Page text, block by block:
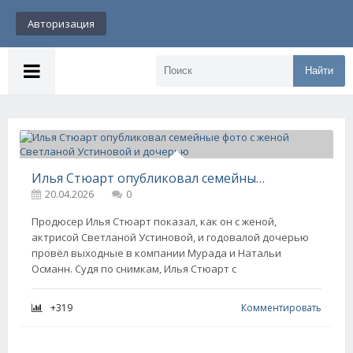
Авторизация
Найти
Илья Стюарт опубликовал семейные фото с женой Светланой Устиновой и дочерью
20.04.2026
0
Продюсер Илья Стюарт показал, как он с женой,
актрисой Светланой Устиновой, и годовалой дочерью
провёл выходные в компании Мурада и Натальи
Османн. Судя по снимкам, Илья Стюарт с
+319 Комментировать